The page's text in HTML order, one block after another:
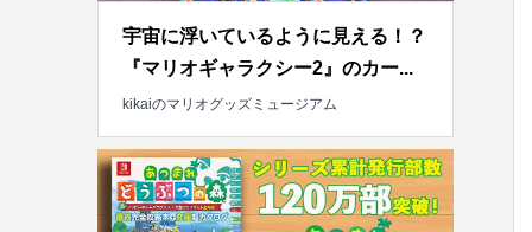
宇宙に浮いているように見える！？
『マリオギャラクシー2』のカー...
kikaiのマリオグッズミュージアム